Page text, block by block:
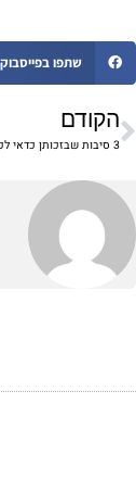
שתפו בפייסבוק
קודם
הקודם
3 סיבות שבזכותן כדאי לפעול מתוך משמעות